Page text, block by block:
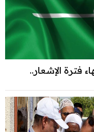
فترة الإشعار..